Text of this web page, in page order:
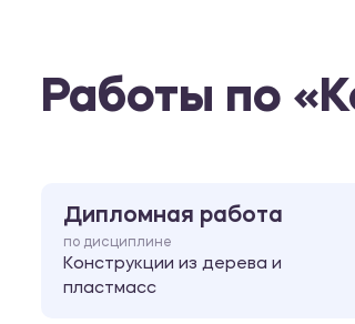
Работы по
Дипломная работа
по дисциплине
Конструкции из дерева и
пластмасс